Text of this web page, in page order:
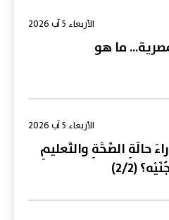
الأربعاء 5 آب 2026
ما هو
الأربعاء 5 آب 2026
حالَةِ الصِّحَّةِ والتَّعليمِ
(2/2)